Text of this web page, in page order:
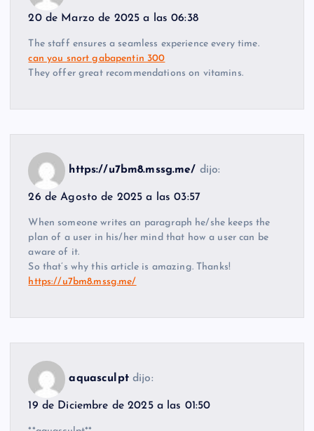
20 de Marzo de 2025 a las 06:38
The staff ensures a seamless experience every time.
can you snort gabapentin 300
They offer great recommendations on vitamins.
https://u7bm8.mssg.me/ dijo:
26 de Agosto de 2025 a las 03:57
When someone writes an paragraph he/she keeps the
plan of a user in his/her mind that how a user can be
aware of it.
So that’s why this article is amazing. Thanks!
https://u7bm8.mssg.me/
aquasculpt dijo:
19 de Diciembre de 2025 a las 01:50